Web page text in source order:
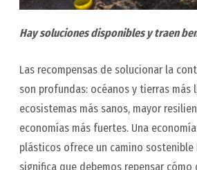
Hay soluciones disponibles y traen
Las recompensas de solucionar la
son profundas: océanos y tierras más
ecosistemas más sanos, mayor
economías más fuertes. Una
plásticos ofrece un camino sostenible
significa que debemos repensar cómo